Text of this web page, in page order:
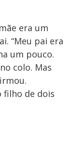
era um
“Meu pai era
um pouco.
colo. Mas
filho de dois